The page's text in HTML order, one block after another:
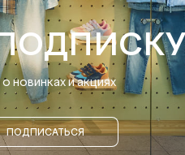
новинках и акциях
ПОДПИСАТЬСЯ